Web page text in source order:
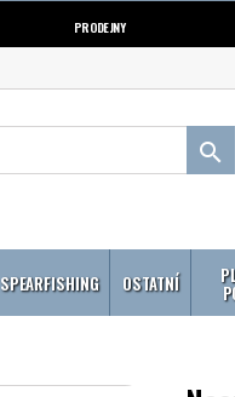
PRODEJNY

SPEARFISHING OSTATNÍ